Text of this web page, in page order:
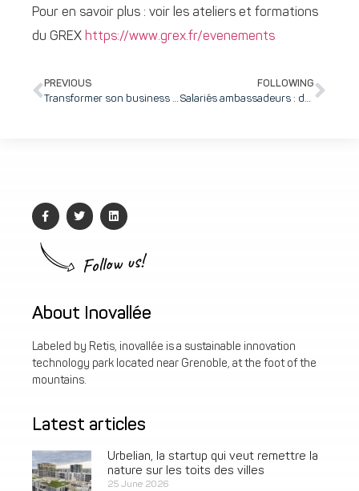
Pour en savoir plus : voir les ateliers et formations
du GREX https://www.grex.fr/evenements
PREVIOUS
Transformer son business plan en véritable outil de pilotage : retour sur la 1ère journée de formation GATE 2, le programme d’accélération du Tarmac soutenu par le FEDER
FOLLOWING
Salariés ambassadeurs : derrière le concept, un levier stratégique encore sous-exploité. Retours sur les échanges et TIPS du dernier Markom
Follow us!
About Inovallée
Labeled by Retis, inovallée is a sustainable innovation
technology park located near Grenoble, at the foot of the
mountains.
Latest articles
Urbelian, la startup qui veut remettre la
nature sur les toits des villes
25 June 2026